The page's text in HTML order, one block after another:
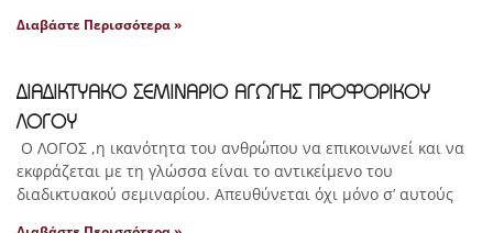
Διαβάστε Περισσότερα »
ΔΙΑΔΙΚΤΥΑΚΟ ΣΕΜΙΝΑΡΙΟ ΑΓΩΓΗΣ ΠΡΟΦΟΡΙΚΟΥ
ΛΟΓΟΥ
Ο ΛΟΓΟΣ ,η ικανότητα του ανθρώπου να επικοινωνεί και να
εκφράζεται με τη γλώσσα είναι το αντικείμενο του
διαδικτυακού σεμιναρίου. Απευθύνεται όχι μόνο σ’ αυτούς